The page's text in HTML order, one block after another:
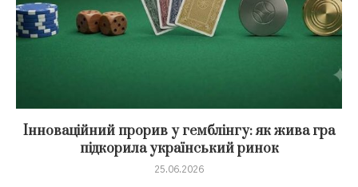
Інноваційний прорив у гемблінгу: як жива гра
підкорила український ринок
25.06.2026